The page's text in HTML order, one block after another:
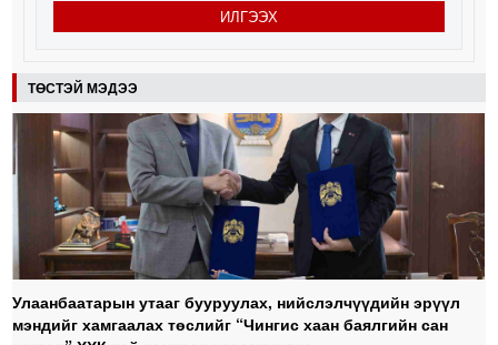
ИЛГЭЭХ
ТӨСТЭЙ МЭДЭЭ
Улаанбаатарын утааг бууруулах, нийслэлчүүдийн эрүүл
мэндийг хамгаалах төслийг “Чингис хаан баялгийн сан